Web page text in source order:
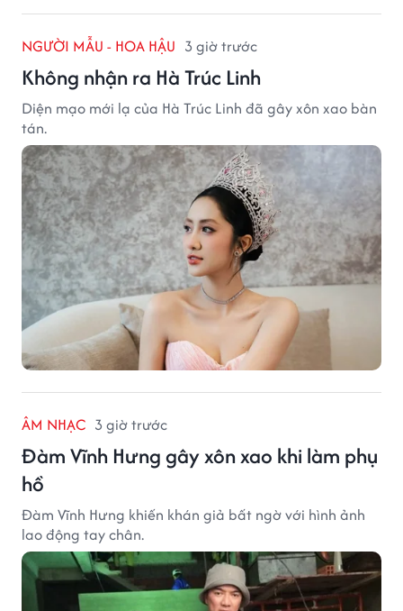
NGƯỜI MẪU - HOA HẬU 3 giờ trước
Không nhận ra Hà Trúc Linh
Diện mạo mới lạ của Hà Trúc Linh đã gây xôn xao bàn
tán.
ÂM NHẠC 3 giờ trước
Đàm Vĩnh Hưng gây xôn xao khi làm phụ
hồ
Đàm Vĩnh Hưng khiến khán giả bất ngờ với hình ảnh
lao động tay chân.